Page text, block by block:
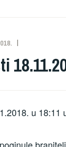
u 18:11